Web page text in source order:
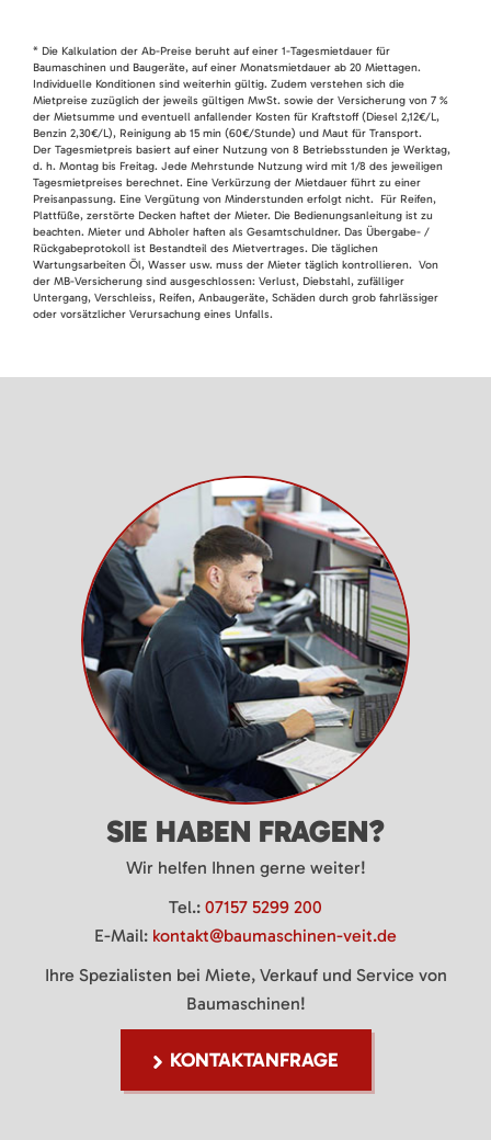
* Die Kalkulation der Ab-Preise beruht auf einer 1-Tagesmietdauer für
Baumaschinen und Baugeräte, auf einer Monatsmietdauer ab 20 Miettagen.
Individuelle Konditionen sind weiterhin gültig. Zudem verstehen sich die
Mietpreise zuzüglich der jeweils gültigen MwSt. sowie der Versicherung von 7 %
der Mietsumme und eventuell anfallender Kosten für Kraftstoff (Diesel 2,12€/L,
Benzin 2,30€/L), Reinigung ab 15 min (60€/Stunde) und Maut für Transport.
Der Tagesmietpreis basiert auf einer Nutzung von 8 Betriebsstunden je Werktag,
d. h. Montag bis Freitag. Jede Mehrstunde Nutzung wird mit 1/8 des jeweiligen
Tagesmietpreises berechnet. Eine Verkürzung der Mietdauer führt zu einer
Preisanpassung. Eine Vergütung von Minderstunden erfolgt nicht. Für Reifen,
Plattfüße, zerstörte Decken haftet der Mieter. Die Bedienungsanleitung ist zu
beachten. Mieter und Abholer haften als Gesamtschuldner. Das Übergabe- /
Rückgabeprotokoll ist Bestandteil des Mietvertrages. Die täglichen
Wartungsarbeiten Öl, Wasser usw. muss der Mieter täglich kontrollieren. Von
der MB-Versicherung sind ausgeschlossen: Verlust, Diebstahl, zufälliger
Untergang, Verschleiss, Reifen, Anbaugeräte, Schäden durch grob fahrlässiger
oder vorsätzlicher Verursachung eines Unfalls.
SIE HABEN FRAGEN?
Wir helfen Ihnen gerne weiter!
Tel.: 07157 5299 200
E-Mail: kontakt@baumaschinen-veit.de
Ihre Spezialisten bei Miete, Verkauf und Service von
Baumaschinen!
KONTAKTANFRAGE